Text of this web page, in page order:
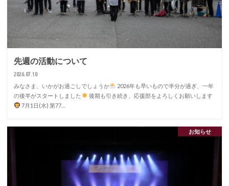
先週の活動について
2026.07.10
みなさま、いかがお過ごしでしょうか
2026年も早いもので半分が過ぎ、一年
の後半がスタートしました
後期も引き続き、応援部をよろしくお願いします
7月1日(水) 第77…
お知らせ